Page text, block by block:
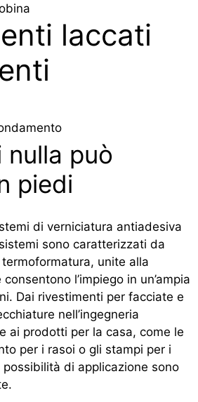
laccati
nulla può
piedi
di verniciatura antiadesiva
sono caratterizzati da
unite alla
l’impiego in un’ampia
Dai rivestimenti per facciate e
nell’ingegneria
ai prodotti per la casa, come le
per i rasoi o gli stampi per i
di applicazione sono